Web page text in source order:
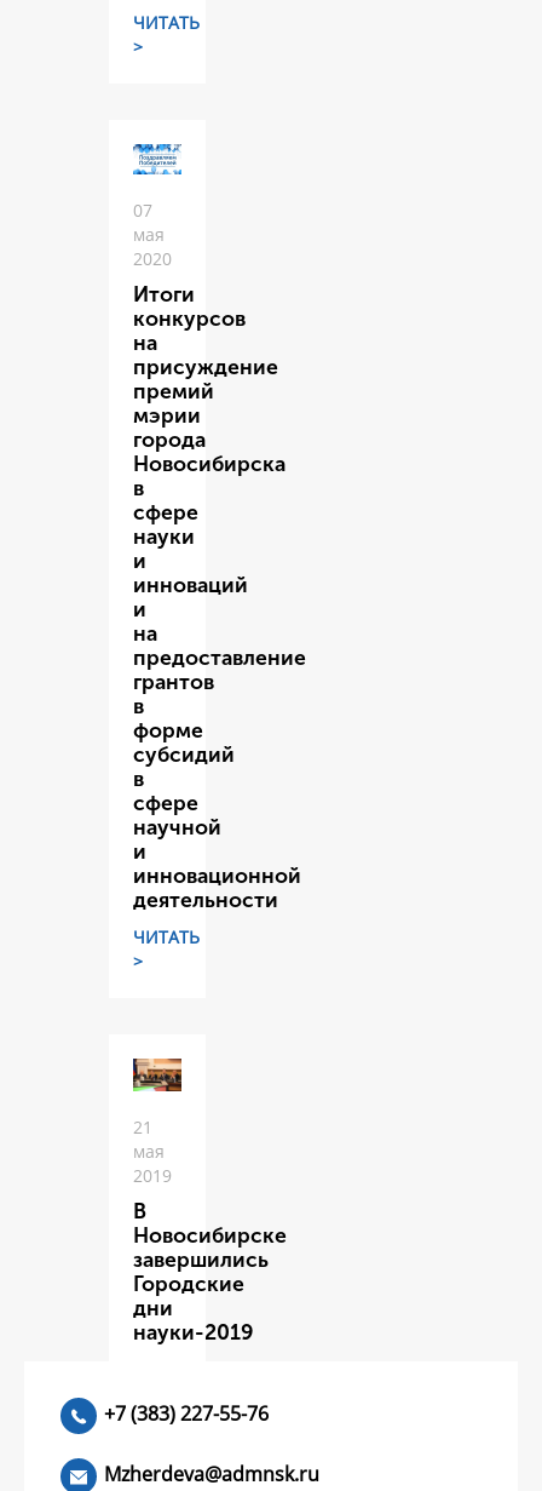
ЧИТАТЬ
>
07
мая
2020
Итоги
конкурсов
на
присуждение
премий
мэрии
города
Новосибирска
в
сфере
науки
и
инноваций
и
на
предоставление
грантов
в
форме
субсидий
в
сфере
научной
и
инновационной
деятельности
ЧИТАТЬ
>
21
мая
2019
В
Новосибирске
завершились
Городские
дни
науки-2019
+7 (383) 227-55-76
Mzherdeva@admnsk.ru